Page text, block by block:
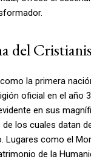
del
la primera
oficial en el año
en sus
los cuales datan
Lugares como el
de la